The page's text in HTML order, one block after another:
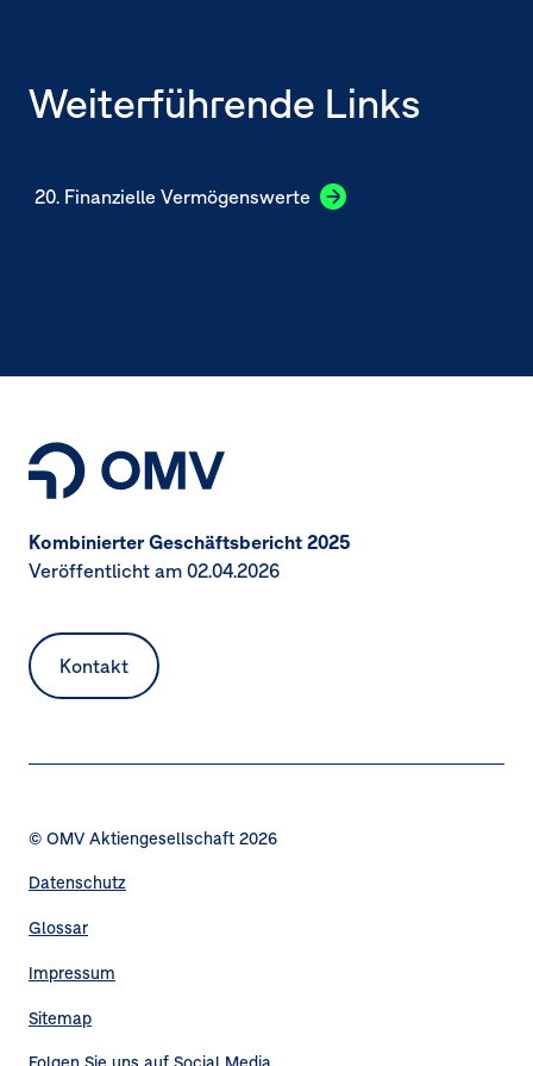
Weiterführende Links
20. Finanzielle Vermögenswerte
Kombinierter Geschäftsbericht 2025
Veröffentlicht am 02.04.2026
Kontakt
© OMV Aktiengesellschaft 2026
Fußzeilennavigation
Datenschutz
Glossar
Impressum
Sitemap